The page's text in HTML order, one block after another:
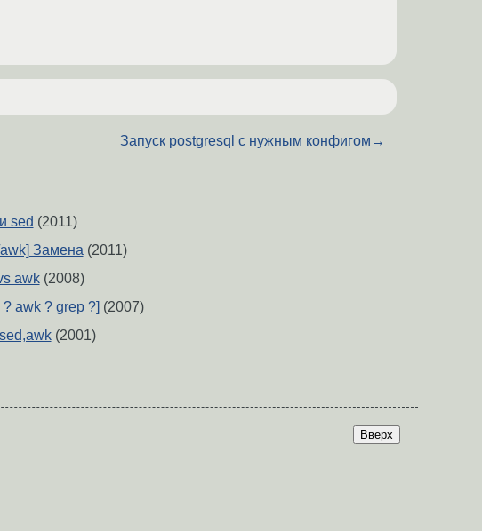
Запуск postgresql с нужным конфигом →
sed (2011)
awk] Замена(2011)
awk(2008)
? awk ? grep ?] (2007)
(2001)
Вверх